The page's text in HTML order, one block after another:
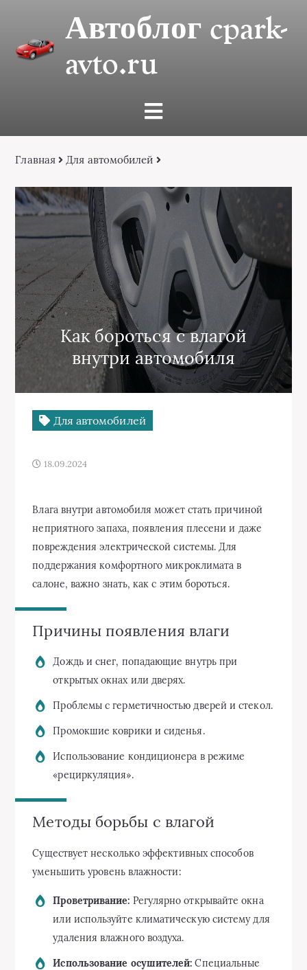
Автоблог cpark-
avto.ru
Главная Для автомобилей
Как бороться с влагой
внутри автомобиля
Для автомобилей
18.09.2024
Влага внутри автомобиля может стать причиной
неприятного запаха, появления плесени и даже
повреждения электрической системы. Для
поддержания комфортного микроклимата в
салоне, важно знать, как с этим бороться.
Причины появления влаги
Дождь и снег, попадающие внутрь при
открытых окнах или дверях.
Проблемы с герметичностью дверей и стекол.
Промокшие коврики и сиденья.
Использование кондиционера в режиме
«рециркуляция».
Методы борьбы с влагой
Существует несколько эффективных способов
уменьшить уровень влажности:
Проветривание: Регулярно открывайте окна
или используйте климатическую систему для
удаления влажного воздуха.
Использование осушителей: Специальные